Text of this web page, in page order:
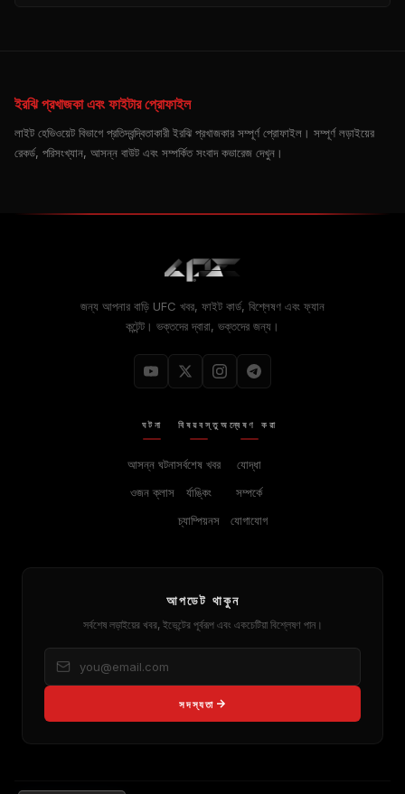
ইরঝি প্রখাজকা এবং ফাইটার প্রোফাইল
লাইট হেভিওয়েট বিভাগে প্রতিদ্বন্দ্বিতাকারী ইরঝি প্রখাজকার সম্পূর্ণ প্রোফাইল। সম্পূর্ণ লড়াইয়ের
রেকর্ড, পরিসংখ্যান, আসন্ন বাউট এবং সম্পর্কিত সংবাদ কভারেজ দেখুন।
জন্য আপনার বাড়ি UFC খবর, ফাইট কার্ড, বিশ্লেষণ এবং ফ্যান
কন্টেন্ট। ভক্তদের দ্বারা, ভক্তদের জন্য।
ঘটনা
আসন্ন ঘটনা
ওজন ক্লাস
বিষয়বস্তু
সর্বশেষ খবর
র্যাঙ্কিং
চ্যাম্পিয়নস
অন্বেষণ করা
যোদ্ধা
সম্পর্কে
যোগাযোগ
আপডেট থাকুন
সর্বশেষ লড়াইয়ের খবর, ইভেন্টের পূর্বরূপ এবং একচেটিয়া বিশ্লেষণ পান।
সদস্যতা